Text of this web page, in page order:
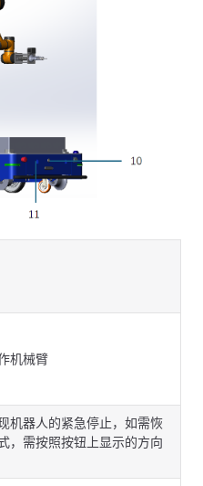
机械臂
机器人的紧急停止，如需恢
，需按照按钮上显示的方向